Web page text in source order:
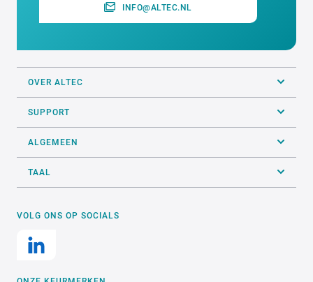
INFO@ALTEC.NL
OVER ALTEC
SUPPORT
ALGEMEEN
TAAL
VOLG ONS OP SOCIALS